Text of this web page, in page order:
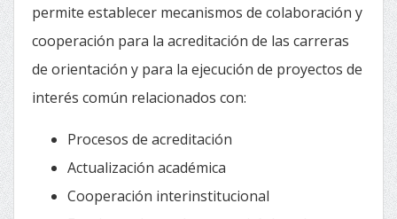
permite establecer mecanismos de colaboración y
cooperación para la acreditación de las carreras
de orientación y para la ejecución de proyectos de
interés común relacionados con:
Procesos de acreditación
Actualización académica
Cooperación interinstitucional